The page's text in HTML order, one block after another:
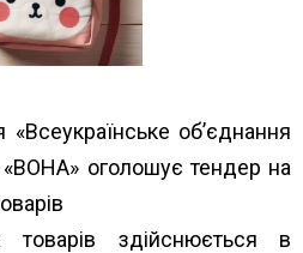
«Всеукраїнське об’єднання
оголошує тендер на
товарів здійснюється в